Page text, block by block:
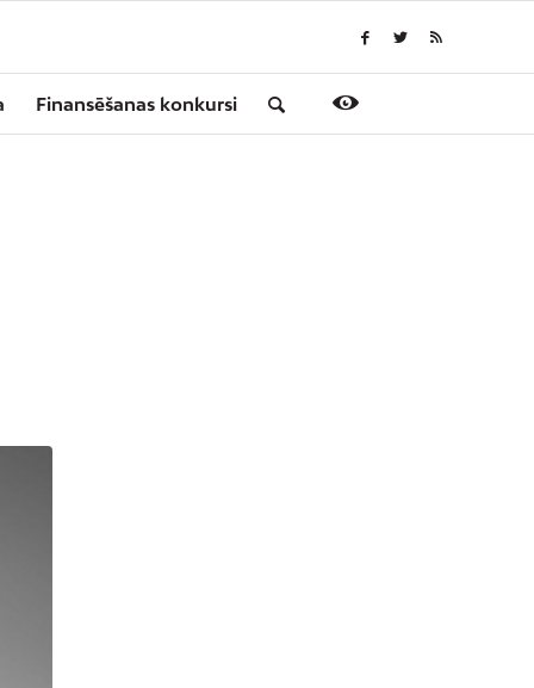
Finansēšanas konkursi